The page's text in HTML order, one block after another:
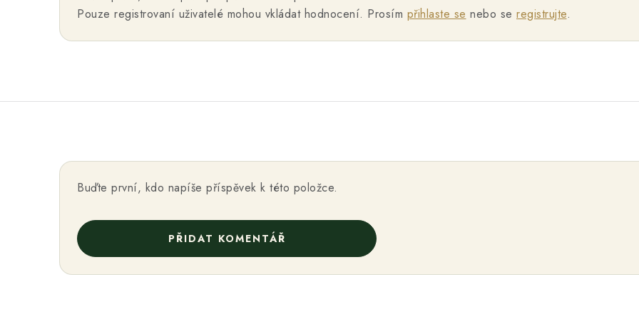
Pouze registrovaní uživatelé mohou vkládat hodnocení. Prosím přihlaste se nebo se registrujte.
Buďte první, kdo napíše příspěvek k této položce.
PŘIDAT KOMENTÁŘ